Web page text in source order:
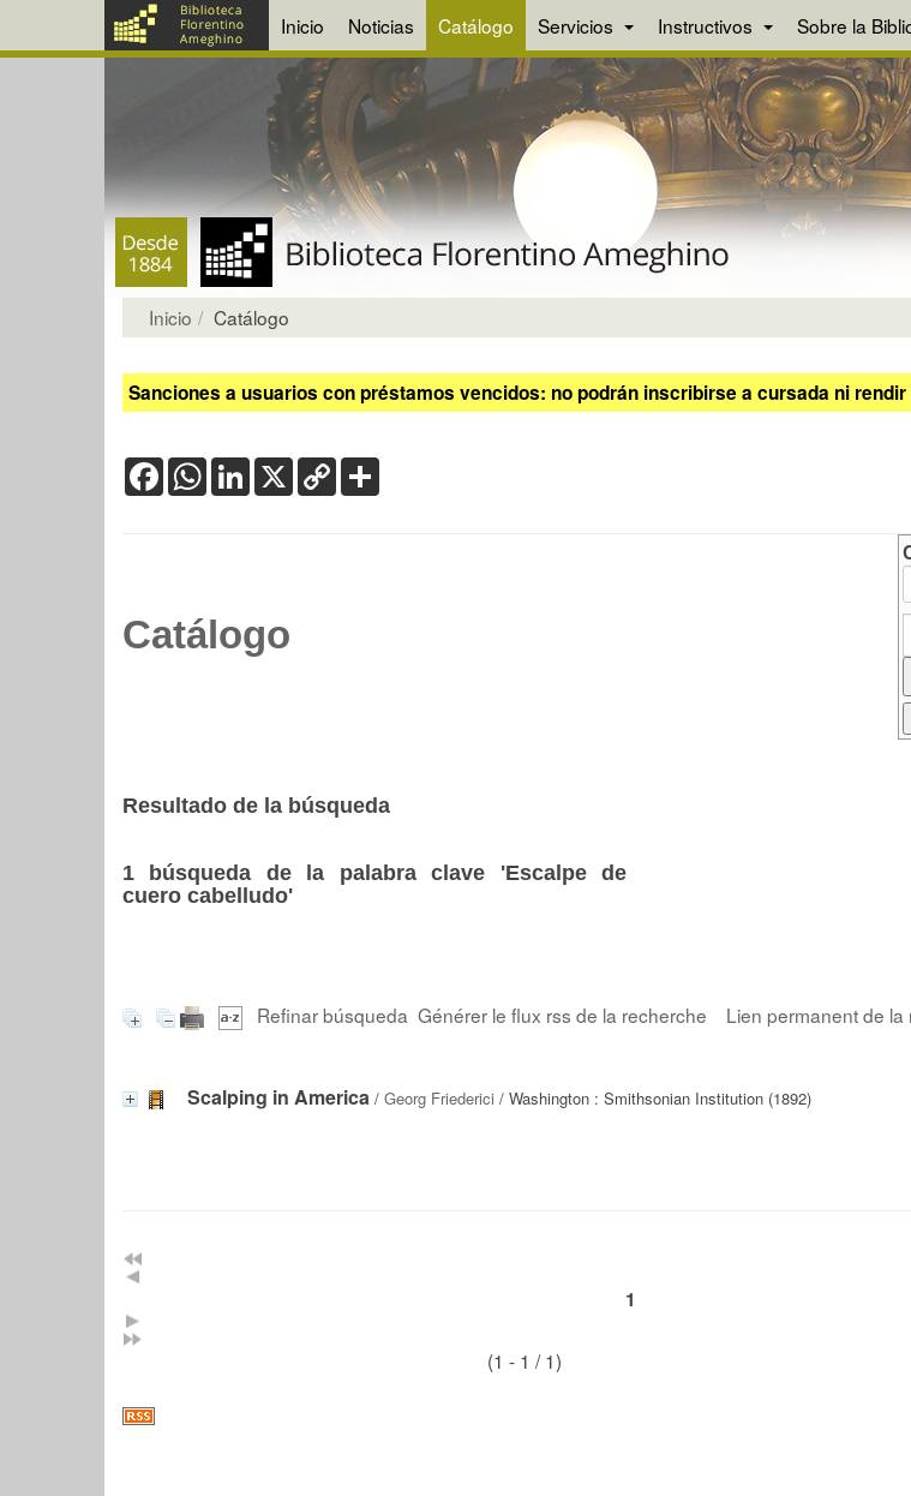
Inicio Noticias Catálogo Servicios Instructivos Sobre la
Inicio Catálogo
Sanciones a usuarios con préstamos vencidos: no podrán inscribirse a cursada ni
FacebookWhatsApp
LinkedIn
X Copy
Link
Catálogo
Resultado de la búsqueda
1 búsqueda de la palabra clave 'Escalpe de
cuero cabelludo'
Refinar búsqueda Générer le flux rss de la recherche Lien permanent de la
Scalping in America / Georg Friederici / Washington : Smithsonian Institution (1892)
1
(1 - 1 / 1)